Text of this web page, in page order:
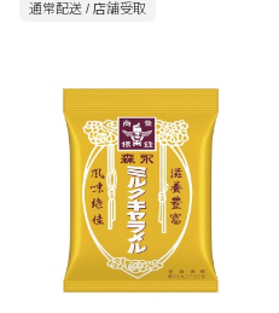
通常配送 / 店舗受取